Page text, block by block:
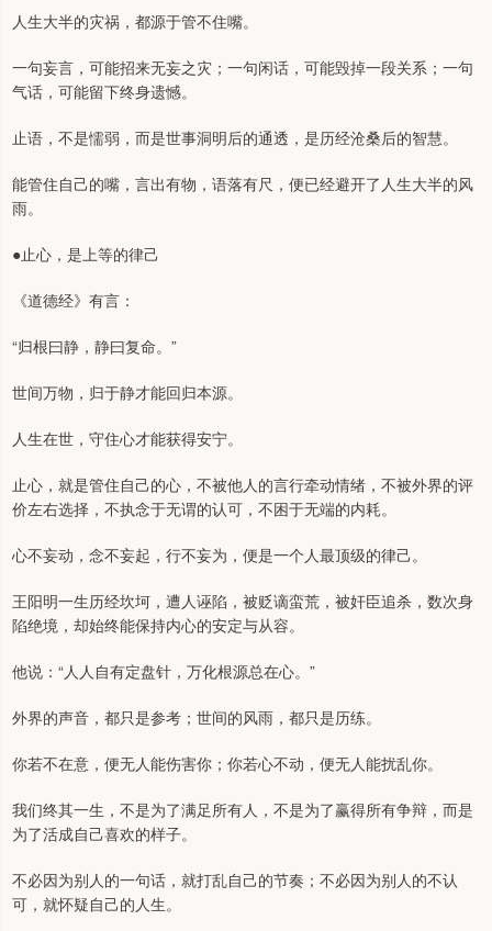
人生大半的灾祸，都源于管不住嘴。
一句妄言，可能招来无妄之灾；一句闲话，可能毁掉一段关系；一句
气话，可能留下终身遗憾。
止语，不是懦弱，而是世事洞明后的通透，是历经沧桑后的智慧。
能管住自己的嘴，言出有物，语落有尺，便已经避开了人生大半的风
雨。
●止心，是上等的律己
《道德经》有言：
“归根曰静，静曰复命。”
世间万物，归于静才能回归本源。
人生在世，守住心才能获得安宁。
止心，就是管住自己的心，不被他人的言行牵动情绪，不被外界的评
价左右选择，不执念于无谓的认可，不困于无端的内耗。
心不妄动，念不妄起，行不妄为，便是一个人最顶级的律己。
王阳明一生历经坎坷，遭人诬陷，被贬谪蛮荒，被奸臣追杀，数次身
陷绝境，却始终能保持内心的安定与从容。
他说：“人人自有定盘针，万化根源总在心。”
外界的声音，都只是参考；世间的风雨，都只是历练。
你若不在意，便无人能伤害你；你若心不动，便无人能扰乱你。
我们终其一生，不是为了满足所有人，不是为了赢得所有争辩，而是
为了活成自己喜欢的样子。
不必因为别人的一句话，就打乱自己的节奏；不必因为别人的不认
可，就怀疑自己的人生。